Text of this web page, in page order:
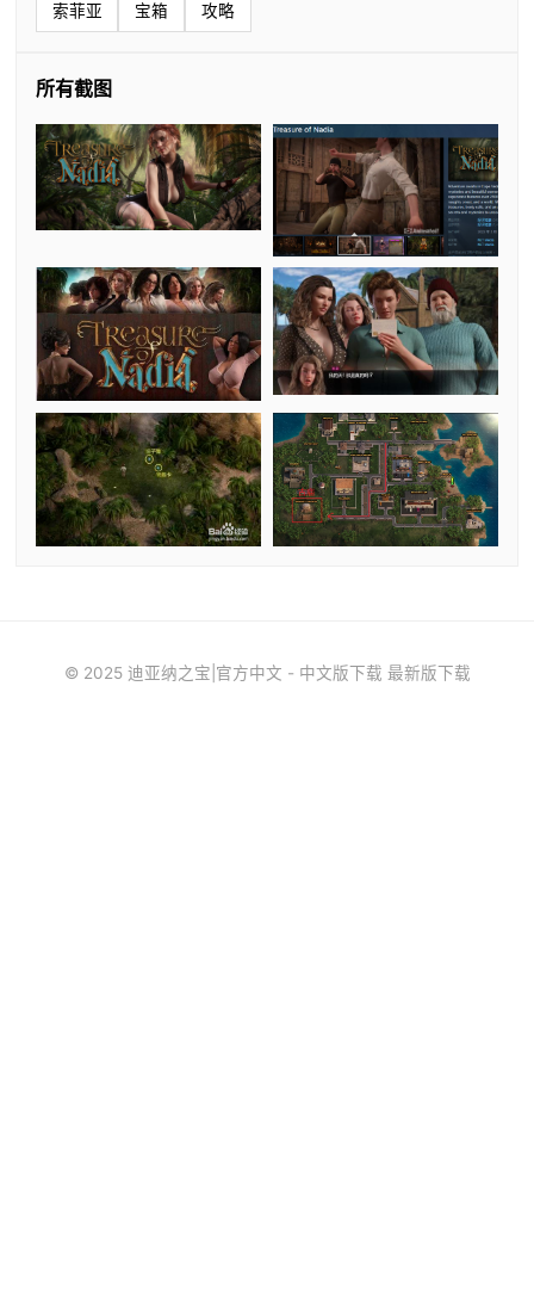
索菲亚 宝箱 攻略
所有截图
© 2025 迪亚纳之宝|官方中文 - 中文版下载 最新版下载